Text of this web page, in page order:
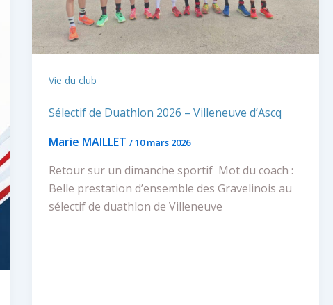
Vie du club
Sélectif de Duathlon 2026 – Villeneuve d’Ascq
Marie MAILLET /10 mars 2026
Retour sur un dimanche sportif Mot du coach :
Belle prestation d’ensemble des Gravelinois au
sélectif de duathlon de Villeneuve